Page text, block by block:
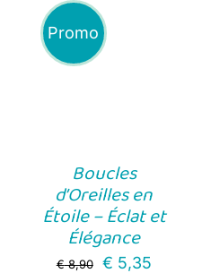
Promo
Boucles
d’Oreilles en
Étoile – Éclat et
Élégance
€8,90
Original
€ 5,35Current